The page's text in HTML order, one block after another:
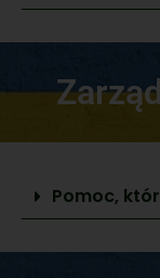
Pomoc,